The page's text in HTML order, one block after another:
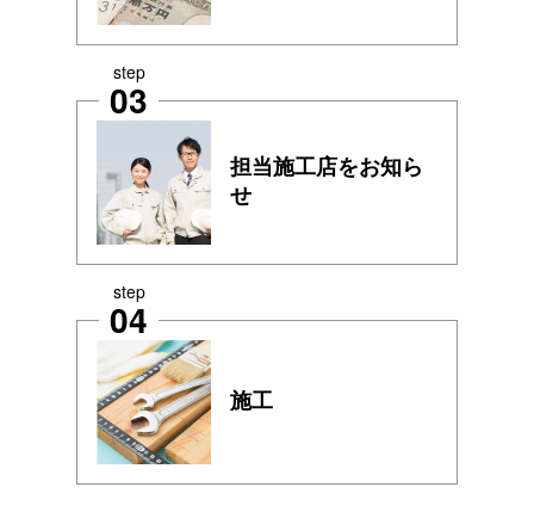
step
03
担当施工店をお知ら
せ
step
04
施工